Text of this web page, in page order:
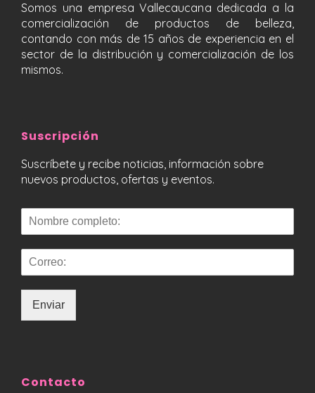
Somos una empresa Vallecaucana dedicada a la
comercialización de productos de belleza,
contando con más de 15 años de experiencia en el
sector de la distribución y comercialización de los
mismos.
Suscripción
Suscríbete y recibe noticias, información sobre
nuevos productos, ofertas y eventos.
Enviar
Contacto